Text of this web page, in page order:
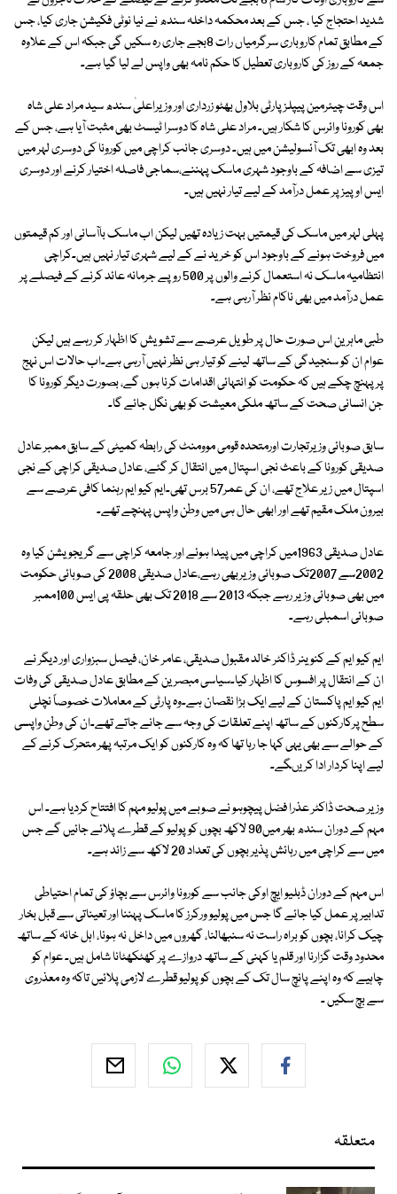
شدید احتجاج کیا ، جس کے بعد محکمہ داخلہ سندھ نے نیا نوٹی فکیشن جاری کیا، جس
کے مطابق تمام کاروباری سرگرمیاں رات 8بجے جاری رہ سکیں گی جبکہ اس کے علاوہ
جمعہ کے روز کی کاروباری تعطیل کا حکم نامہ بھی واپس لے لیا گیا ہے۔
اس وقت چیئرمین پیپلزپارٹی بلاول بھٹو زرداری اور وزیراعلیٰ سندھ سید مراد علی شاہ
بھی کورونا وائرس کا شکار ہیں۔ مراد علی شاہ کا دوسرا ٹیسٹ بھی مثبت آیا ہے، جس کے
بعد وہ ابھی تک آئسولیشن میں ہیں۔ دوسری جانب کراچی میں کورونا کی دوسری لہر میں
تیزی سے اضافہ کے باوجود شہری ماسک پہننے،سماجی فاصلہ اختیار کرنے اور دوسری
ایس اوپیز پر عمل درآمد کے لیے تیار نہیں ہیں۔
پہلی لہر میں ماسک کی قیمتیں بہت زیادہ تھیں لیکن اب ماسک باآسانی اور کم قیمتوں
میں فروخت ہونے کے باوجود اس کو خرید نے کے لیے شہری تیار نہیں ہیں۔کراچی
انتظامیہ ماسک نہ استعمال کرنے والوں پر 500 روپے جرمانہ عائد کرنے کے فیصلے پر
عمل درآمد میں بھی ناکام نظر آرہی ہے۔
طبی ماہرین اس صورت حال پر طویل عرصے سے تشویش کا اظہار کر رہے ہیں لیکن
عوام ان کو سنجیدگی کے ساتھ لینے کو تیار ہی نظر نہیں آرہی ہے۔اب حالات اس نہج
پر پہنچ چکے ہیں کہ حکومت کو انتہائی اقدامات کرنا ہوں گے، بصورت دیگر کورونا کا
جن انسانی صحت کے ساتھ ملکی معیشت کو بھی نگل جائے گا۔
سابق صوبائی وزیرتجارت اورمتحدہ قومی موومنٹ کی رابطہ کمیٹی کے سابق ممبر عادل
صدیقی کورونا کے باعث نجی اسپتال میں انتقال کر گئے، عادل صدیقی کراچی کے نجی
اسپتال میں زیر علاج تھے، ان کی عمر57 برس تھی۔ایم کیو ایم رہنما کافی عرصے سے
بیرون ملک مقیم تھے اور ابھی حال ہی میں وطن واپس پہنچے تھے۔
عادل صدیقی 1963میں کراچی میں پیدا ہوئے اور جامعہ کراچی سے گریجویشن کیا وہ
2002سے 2007تک صوبائی وزیربھی رہے،عادل صدیقی 2008 کی صوبائی حکومت
میں بھی صوبائی وزیر رہے جبکہ 2013 سے 2018 تک بھی حلقہ پی ایس 100ممبر
صوبائی اسمبلی رہے۔
ایم کیو ایم کے کنوینر ڈاکٹر خالد مقبول صدیقی، عامر خان، فیصل سبزواری اور دیگر نے
ان کے انتقال پر افسوس کا اظہار کیا۔سیاسی مبصرین کے مطابق عادل صدیقی کی وفات
ایم کیو ایم پاکستان کے لیے ایک بڑا نقصان ہے۔وہ پارٹی کے معاملات خصوصاً نچلی
سطح پرکارکنوں کے ساتھ اپنے تعلقات کی وجہ سے جانے جاتے تھے۔ان کی وطن واپسی
کے حوالے سے بھی یہی کہا جا رہا تھا کہ وہ کارکنوں کو ایک مرتبہ پھر متحرک کرنے کے
لیے اپنا کردار ادا کریںگے۔
وزیر صحت ڈاکٹر عذرا فضل پیچوہو نے صوبے میں پولیو مہم کا افتتاح کردیا ہے۔ اس
مہم کے دوران سندھ بھر میں90 لاکھ بچوں کو پولیو کے قطرے پلائے جائیں گے جس
میں سے کراچی میں رہائش پذیر بچوں کی تعداد 20 لاکھ سے زائد ہے۔
اس مہم کے دوران ڈبلیو ایچ اوکی جانب سے کورونا وائرس سے بچاؤ کی تمام احتیاطی
تدابیر پر عمل کیا جائے گا جس میں پولیو ورکرز کا ماسک پہننا اور تعیناتی سے قبل بخار
چیک کرانا، بچوں کو براہ راست نہ سنبھالنا، گھروں میں داخل نہ ہونا، اہل خانہ کے ساتھ
محدود وقت گزارنا اور قلم یا کہنی کے ساتھ دروازے پر کھٹکھٹانا شامل ہیں۔ عوام کو
چاہیے کہ وہ اپنے پانچ سال تک کے بچوں کو پولیو قطرے لازمی پلائیں تاکہ وہ معذروی
سے بچ سکیں ۔
متعلقہ